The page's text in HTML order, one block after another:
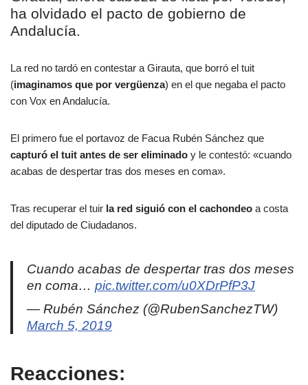
ha olvidado el pacto de gobierno de
Andalucía.
La red no tardó en contestar a Girauta, que borró el tuit
(imaginamos que por vergüenza) en el que negaba el pacto
con Vox en Andalucía.
El primero fue el portavoz de Facua Rubén Sánchez que
capturó el tuit antes de ser eliminado y le contestó: «cuando
acabas de despertar tras dos meses en coma».
Tras recuperar el tuir la red siguió con el cachondeo a costa
del diputado de Ciudadanos.
Cuando acabas de despertar tras dos meses
en coma… pic.twitter.com/u0XDrPfP3J
— Rubén Sánchez (@RubenSanchezTW)
March 5, 2019
Reacciones: